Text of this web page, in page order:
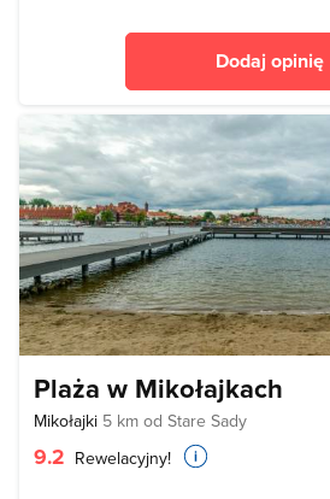
Dodaj opinię
Plaża w Mikołajkach
Mikołajki 5 km od Stare Sady
9.2 Rewelacyjny!